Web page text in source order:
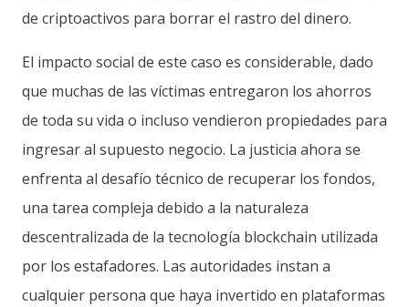
de criptoactivos para borrar el rastro del dinero.
El impacto social de este caso es considerable, dado
que muchas de las víctimas entregaron los ahorros
de toda su vida o incluso vendieron propiedades para
ingresar al supuesto negocio. La justicia ahora se
enfrenta al desafío técnico de recuperar los fondos,
una tarea compleja debido a la naturaleza
descentralizada de la tecnología blockchain utilizada
por los estafadores. Las autoridades instan a
cualquier persona que haya invertido en plataformas